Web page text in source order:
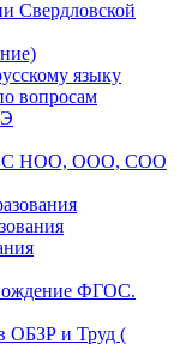
Свердловской
языку
вопросам
НОО, ООО, СОО
ФГОС.
ОБЗР и Труд (